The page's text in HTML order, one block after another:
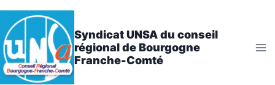
Aller
au
contenu
Syndicat UNSA du conseil
régional de Bourgogne
Franche-Comté